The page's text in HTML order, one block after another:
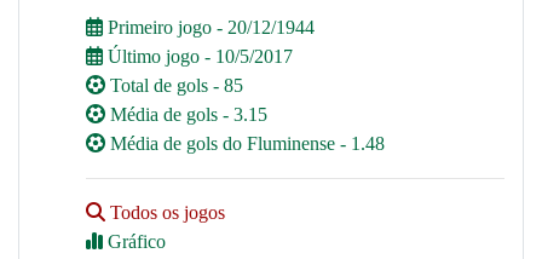
Primeiro jogo - 20/12/1944
Último jogo - 10/5/2017
Total de gols - 85
Média de gols - 3.15
Média de gols do Fluminense - 1.48
Todos os jogos
Gráfico